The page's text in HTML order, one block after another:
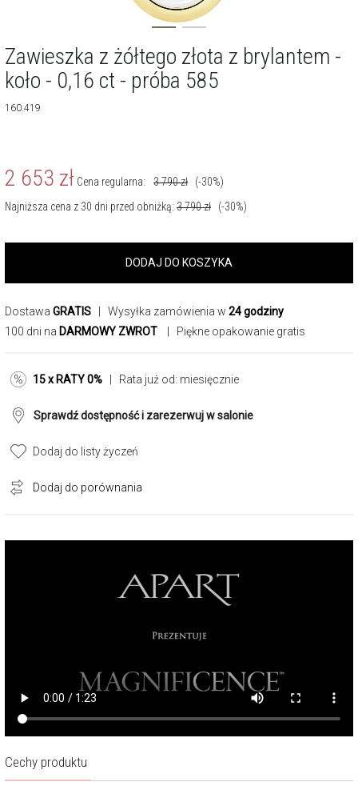
Zawieszka z żółtego złota z brylantem -
koło - 0,16 ct - próba 585
160.419
2 653 zł Cena regularna: 3 790zł
(-30%)
Najniższa cena z 30 dni przed obniżką: 3 790zł (-30%)
DODAJ DO KOSZYKA
Dostawa GRATIS | Wysyłka zamówienia w 24 godziny
100 dni na DARMOWY ZWROT | Piękne opakowanie gratis
15 x RATY 0% | Rata już od: miesięcznie
Sprawdź dostępność i zarezerwuj w salonie
Dodaj do listy życzeń
Dodaj do porównania
Cechy produktu